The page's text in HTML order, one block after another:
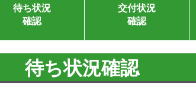
待ち状況
確認
交付状況
確認
待ち状況確認